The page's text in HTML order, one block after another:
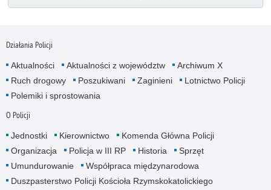
Działania Policji
Aktualności Aktualności z województw
Archiwum X
Ruch drogowy
Poszukiwani Zaginieni
Lotnictwo Policji
Polemiki i sprostowania
O Policji
Jednostki Kierownictwo
Komenda Główna Policji
Organizacja
Policja w III RP Historia
Sprzęt
Umundurowanie
Współpraca międzynarodowa
Duszpasterstwo Policji Kościoła Rzymskokatolickiego